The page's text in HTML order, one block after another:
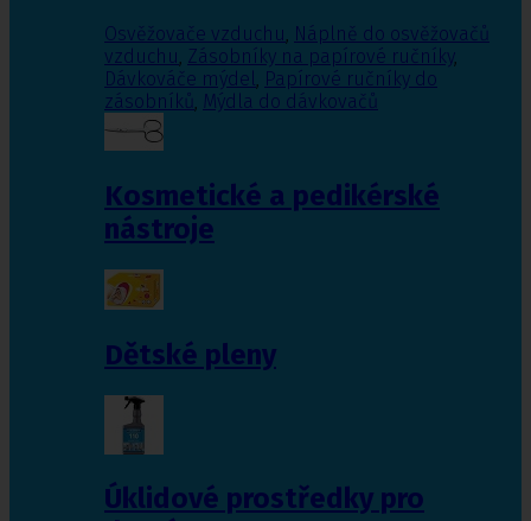
Osvěžovače vzduchu, Náplně do osvěžovačů
vzduchu, Zásobníky na papírové ručníky,
Dávkováče mýdel, Papírové ručníky do
zásobníků, Mýdla do dávkovačů
Kosmetické a pedikérské
nástroje
Dětské pleny
Úklidové prostředky pro